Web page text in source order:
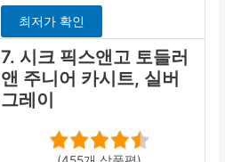
최저가 확인
7. 시크 픽스앤고 토들러
앤 주니어 카시트, 실버
그레이